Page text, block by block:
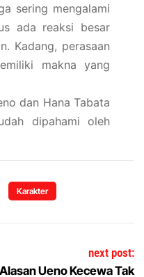
sering mengalami
ada reaksi besar
Kadang, perasaan
makna yang
dan Hana Tabata
dipahami oleh
Karakter
next post:
Alasan Ueno Kecewa Tak